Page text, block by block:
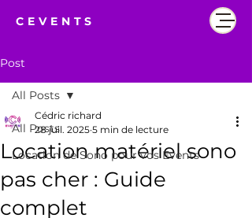
CEVENTS
Post
All Posts
Location de Sono pour vos Events
All Posts
Location matériel sono
pas cher : Guide
complet
Cédric richard
28 juil. 2025 5 min de lecture